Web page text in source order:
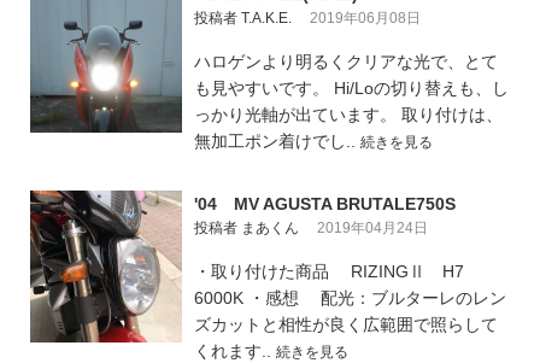
投稿者 T.A.K.E. 2019年06月08日
ハロゲンより明るくクリアな光で、とて
も見やすいです。 Hi/Loの切り替えも、し
っかり光軸が出ています。 取り付けは、
無加工ポン着けでし.. 続きを見る
'04 MV AGUSTA BRUTALE750S
投稿者 まあくん 2019年04月24日
・取り付けた商品 RIZINGⅡ H7
6000K ・感想 配光：ブルターレのレン
ズカットと相性が良く広範囲で照らして
くれます.. 続きを見る